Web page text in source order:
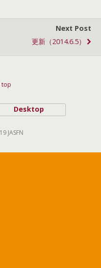
Next Post
更新（2014.6.5）
top
Desktop
JASFN